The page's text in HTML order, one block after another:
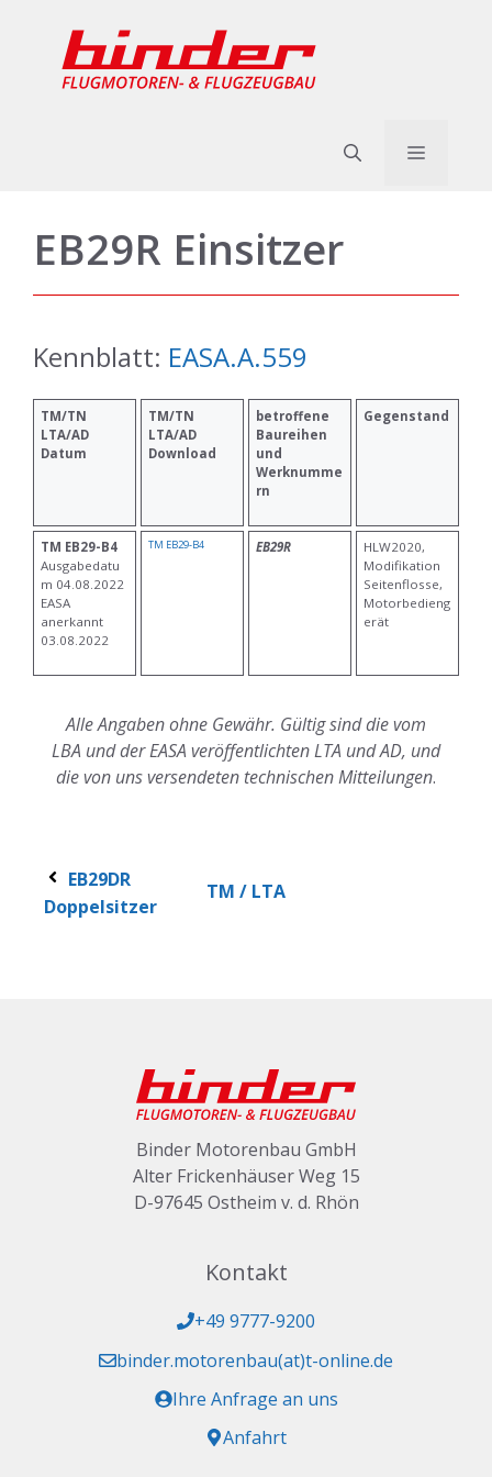
springen
Menü
EB29R Einsitzer
Kennblatt: EASA.A.559
TM/TN
LTA/AD
Datum
TM/TN
LTA/AD
Download
betroffene
Baureihen
und
Werknumme
rn
Gegenstand
TM EB29-B4
Ausgabedatu
m 04.08.2022
EASA
anerkannt
03.08.2022
TM EB29-B4 EB29R
HLW2020,
Modifikation
Seitenflosse,
Motorbedieng
erät
Alle Angaben ohne Gewähr. Gültig sind die vom
LBA und der EASA veröffentlichten LTA und AD, und
die von uns versendeten technischen Mitteilungen.
EB29DR
Doppelsitzer
TM / LTA
Binder Motorenbau GmbH
Alter Frickenhäuser Weg 15
D-97645 Ostheim v. d. Rhön
Kontakt
+49 9777-9200
binder.motorenbau(at)t-online.de
Ihre Anfrage an uns
Anfahrt